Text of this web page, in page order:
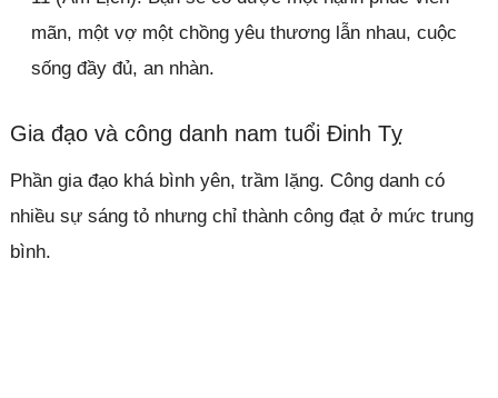
mãn, một vợ một chồng yêu thương lẫn nhau, cuộc
sống đầy đủ, an nhàn.
Gia đạo và công danh nam tuổi Đinh Tỵ
Phần gia đạo khá bình yên, trầm lặng. Công danh có
nhiều sự sáng tỏ nhưng chỉ thành công đạt ở mức trung
bình.